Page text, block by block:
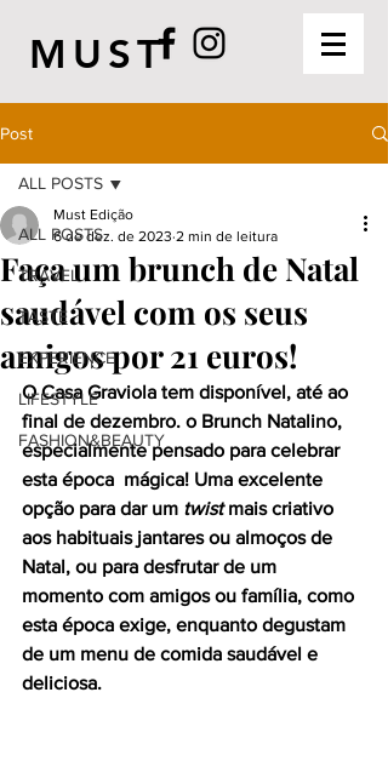
MUST
Post
ALL POSTS
TRAVEL
TASTE
EXPERIENCE
LIFESTYLE
FASHION&BEAUTY
ALL POSTS
Faça um brunch de Natal
saudável com os seus
amigos por 21 euros!
Must Edição
6 de dez. de 2023 2 min de leitura
O Casa Graviola tem disponível, até ao
final de dezembro. o Brunch Natalino,
especialmente pensado para celebrar
esta época  mágica! Uma excelente
opção para dar um twist mais criativo
aos habituais jantares ou almoços de
Natal, ou para desfrutar de um
momento com amigos ou família, como
esta época exige, enquanto degustam
de um menu de comida saudável e
deliciosa.